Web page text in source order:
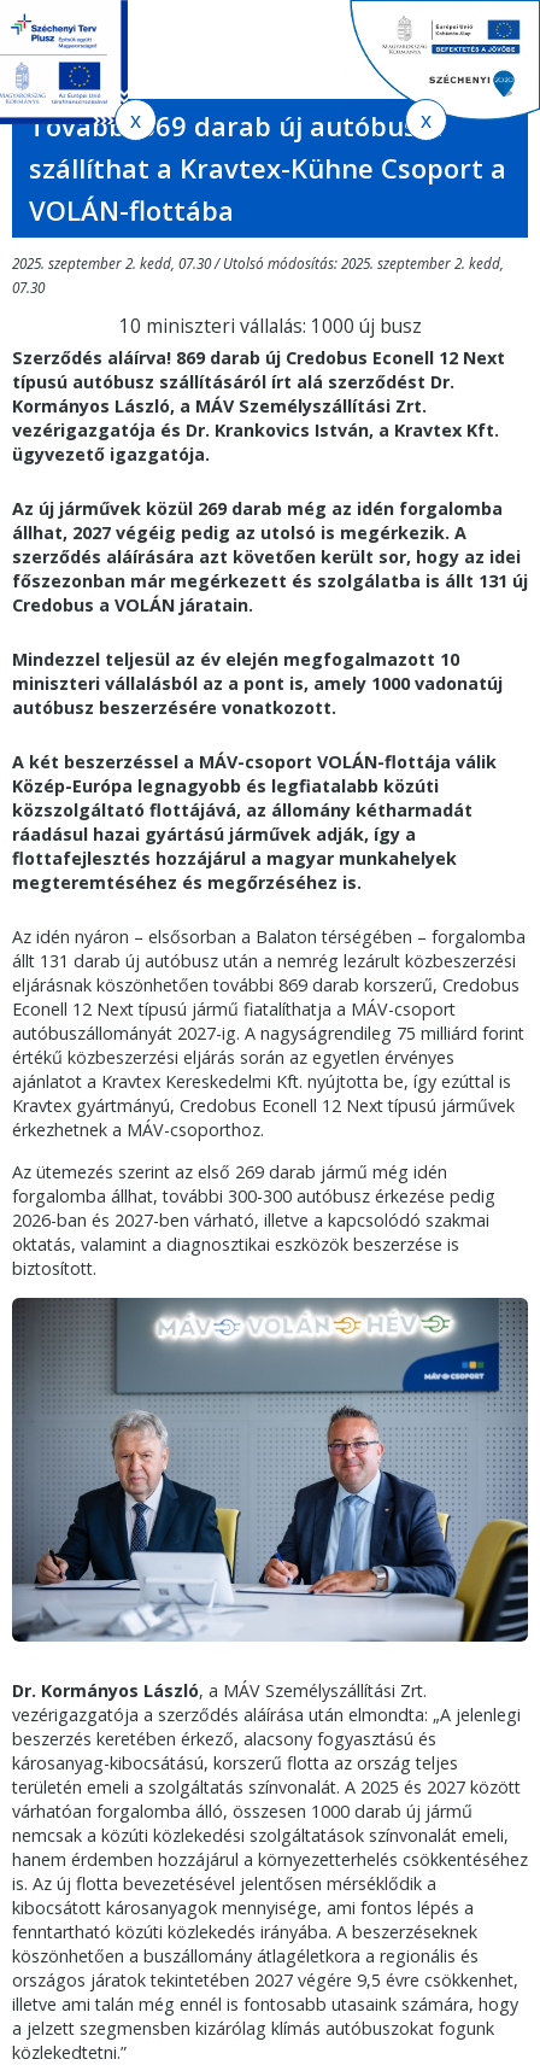
Ugrás
tartalomra
Ugrás
oldaltérképre
EN HU
űrlap
Jelenlegi
hely
További 869 darab új autóbuszt
szállíthat a Kravtex-Kühne Csoport a
VOLÁN-flottába
2025. szeptember 2. kedd, 07.30 / Utolsó módosítás: 2025. szeptember 2. kedd,
07.30
10 miniszteri vállalás: 1000 új busz
Szerződés aláírva! 869 darab új Credobus Econell 12 Next
típusú autóbusz szállításáról írt alá szerződést Dr.
Kormányos László, a MÁV Személyszállítási Zrt.
vezérigazgatója és Dr. Krankovics István, a Kravtex Kft.
ügyvezető igazgatója.
Az új járművek közül 269 darab még az idén forgalomba
állhat, 2027 végéig pedig az utolsó is megérkezik. A
szerződés aláírására azt követően került sor, hogy az idei
főszezonban már megérkezett és szolgálatba is állt 131 új
Credobus a VOLÁN járatain.
Mindezzel teljesül az év elején megfogalmazott 10
miniszteri vállalásból az a pont is, amely 1000 vadonatúj
autóbusz beszerzésére vonatkozott.
A két beszerzéssel a MÁV-csoport VOLÁN-flottája válik
Közép-Európa legnagyobb és legfiatalabb közúti
közszolgáltató flottájává, az állomány kétharmadát
ráadásul hazai gyártású járművek adják, így a
flottafejlesztés hozzájárul a magyar munkahelyek
megteremtéséhez és megőrzéséhez is.
Az idén nyáron – elsősorban a Balaton térségében – forgalomba
állt 131 darab új autóbusz után a nemrég lezárult közbeszerzési
eljárásnak köszönhetően további 869 darab korszerű, Credobus
Econell 12 Next típusú jármű fiatalíthatja a MÁV-csoport
autóbuszállományát 2027-ig. A nagyságrendileg 75 milliárd forint
értékű közbeszerzési eljárás során az egyetlen érvényes
ajánlatot a Kravtex Kereskedelmi Kft. nyújtotta be, így ezúttal is
Kravtex gyártmányú, Credobus Econell 12 Next típusú járművek
érkezhetnek a MÁV-csoporthoz.
Az ütemezés szerint az első 269 darab jármű még idén
forgalomba állhat, további 300-300 autóbusz érkezése pedig
2026-ban és 2027-ben várható, illetve a kapcsolódó szakmai
oktatás, valamint a diagnosztikai eszközök beszerzése is
biztosított.
Dr. Kormányos László, a MÁV Személyszállítási Zrt.
vezérigazgatója a szerződés aláírása után elmondta: „A jelenlegi
beszerzés keretében érkező, alacsony fogyasztású és
károsanyag-kibocsátású, korszerű flotta az ország teljes
területén emeli a szolgáltatás színvonalát. A 2025 és 2027 között
várhatóan forgalomba álló, összesen 1000 darab új jármű
nemcsak a közúti közlekedési szolgáltatások színvonalát emeli,
hanem érdemben hozzájárul a környezetterhelés csökkentéséhez
is. Az új flotta bevezetésével jelentősen mérséklődik a
kibocsátott károsanyagok mennyisége, ami fontos lépés a
fenntartható közúti közlekedés irányába. A beszerzéseknek
köszönhetően a buszállomány átlagéletkora a regionális és
országos járatok tekintetében 2027 végére 9,5 évre csökkenhet,
illetve ami talán még ennél is fontosabb utasaink számára, hogy
a jelzett szegmensben kizárólag klímás autóbuszokat fogunk
közlekedtetni.”